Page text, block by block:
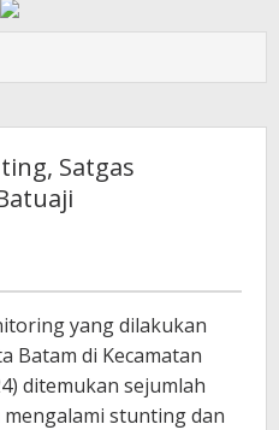
Satgas
yang dilakukan
Batam di Kecamatan
ditemukan sejumlah
stunting dan